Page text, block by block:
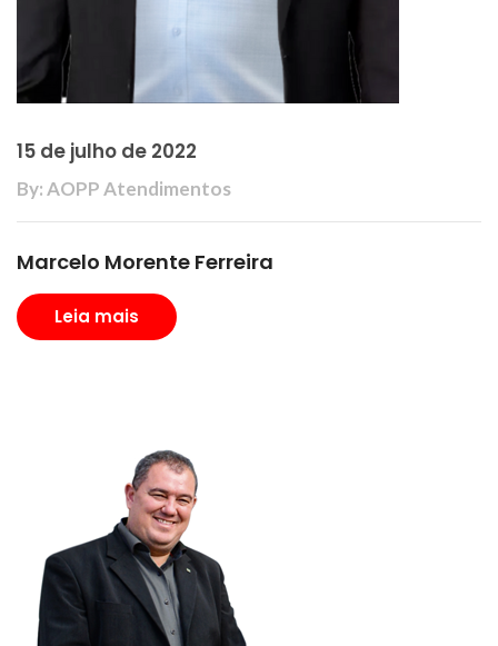
15 de julho de 2022
By: AOPP Atendimentos
Marcelo Morente Ferreira
Leia mais